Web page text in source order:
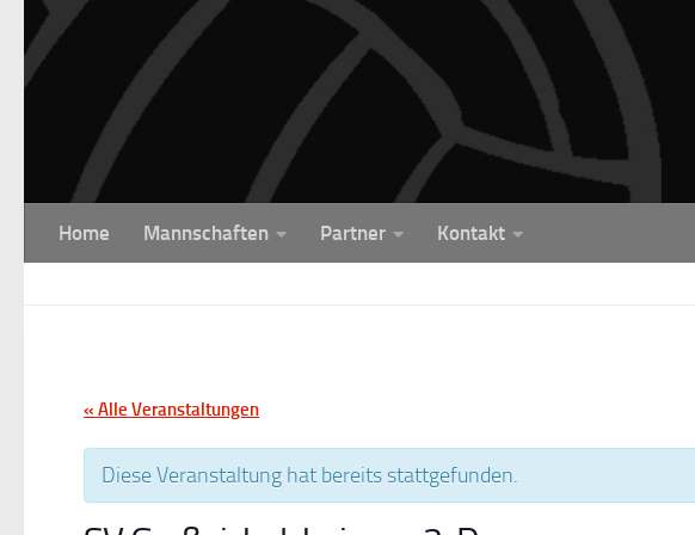
Unter dem Inhalt
Home Mannschaften Partner Kontakt
« Alle Veranstaltungen
Diese Veranstaltung hat bereits stattgefunden.